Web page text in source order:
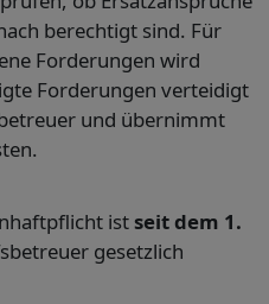
berechtigt sind. Für
Forderungen wird
Forderungen verteidigt
und übernimmt
istseit dem 1.
gesetzlich